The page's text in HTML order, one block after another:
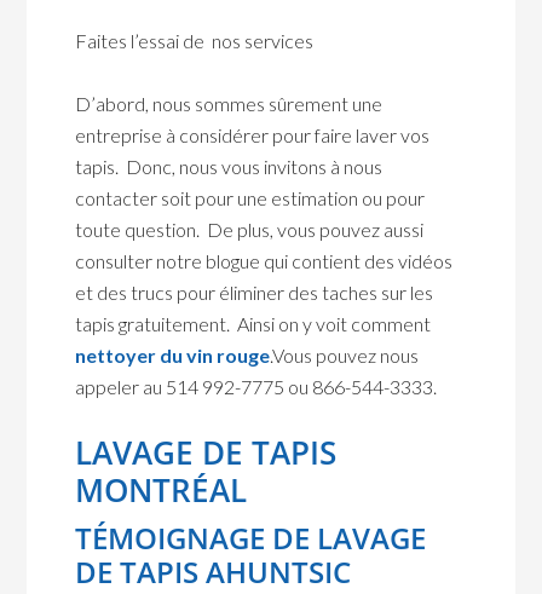
Faites l’essai de nos services
D’abord, nous sommes sûrement une
entreprise à considérer pour faire laver vos
tapis. Donc, nous vous invitons à nous
contacter soit pour une estimation ou pour
toute question. De plus, vous pouvez aussi
consulter notre blogue qui contient des vidéos
et des trucs pour éliminer des taches sur les
tapis gratuitement. Ainsi on y voit comment
nettoyer du vin rouge.Vous pouvez nous
appeler au 514 992-7775 ou 866-544-3333.
LAVAGE DE TAPIS
MONTRÉAL
TÉMOIGNAGE DE LAVAGE
DE TAPIS AHUNTSIC